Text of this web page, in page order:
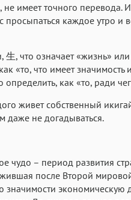
имеет точного перевода.
каждое утро и
生, что означает «жизнь»
«то, что имеет значимость
как «то, ради
живет собственный
даже не догадываться.
чудо – период развития
после Второй
значимости экономическую